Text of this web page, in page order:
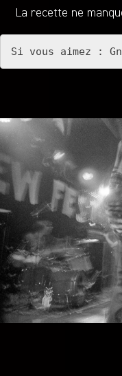
La recette ne
Si vous aimez :